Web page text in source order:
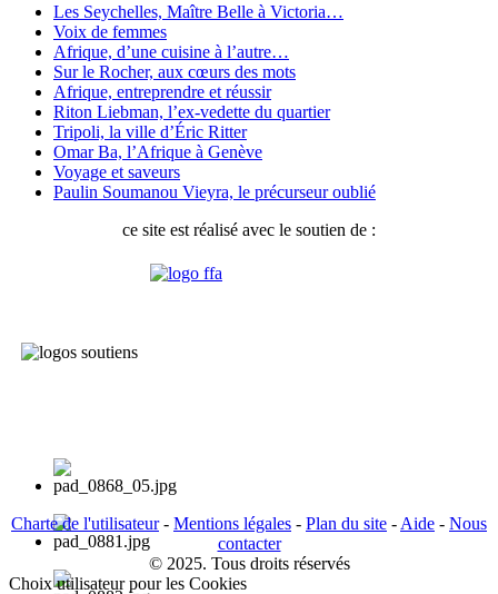
Les Seychelles, Maître Belle à Victoria…
Voix de femmes
Afrique, d’une cuisine à l’autre…
Sur le Rocher, aux cœurs des mots
Afrique, entreprendre et réussir
Riton Liebman, l’ex-vedette du quartier
Tripoli, la ville d’Éric Ritter
Omar Ba, l’Afrique à Genève
Voyage et saveurs
Paulin Soumanou Vieyra, le précurseur oublié
ce site est réalisé avec le soutien de :
Charte de l'utilisateur- Mentions légales - Plan du site - Aide - Nous
contacter
© 2025. Tous droits réservés
Choix utilisateur pour les Cookies